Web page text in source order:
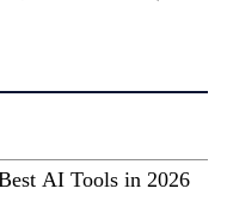
Best AI Tools in 2026